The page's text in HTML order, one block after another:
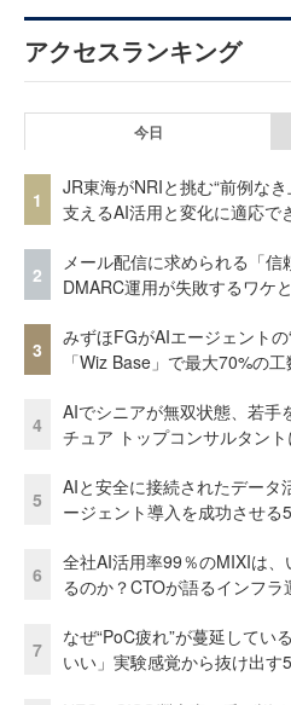
アクセスランキング
今日
1
JR東海がNRIと挑む“前例な
支えるAI活用と変化に適応で
2
メール配信に求められる「
DMARC運用が失敗するワケ
3
みずほFGがAIエージェント
「Wiz Base」で最大70%の
4
AIでシニアが無双状態、若手
チュア トップコンサルタント
5
AIと安全に接続されたデー
ージェント導入を成功させる
6
全社AI活用率99％のMIXIは
るのか？CTOが語るインフラ
7
なぜ“PoC疲れ”が蔓延して
いい」実験感覚から抜け出す